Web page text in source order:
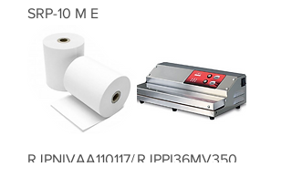
SRP-10 M E
RJPNIVAA110117/RJPPI36MV350